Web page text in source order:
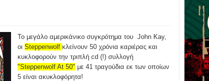
Το μεγάλο αμερικάνικο συγκρότημα του John Kay,
οι Steppenwolf κλείνουν 50 χρόνια καριέρας και
κυκλοφορούν την τριπλή cd (!) συλλογή
"Steppenwolf At 50" με 41 τραγούδια εκ των οποίων
5 είναι ακυκλοφόρητα!